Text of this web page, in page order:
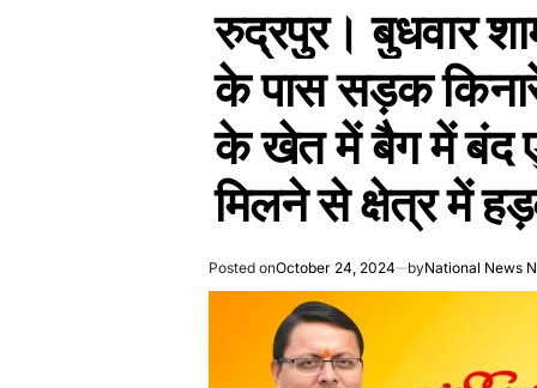
रुद्रपुर। बुधवार
के पास सड़क
के खेत में बैग में बंद
मिलने से क्षेत्र में
Posted onOctober 24, 2024 byNational News